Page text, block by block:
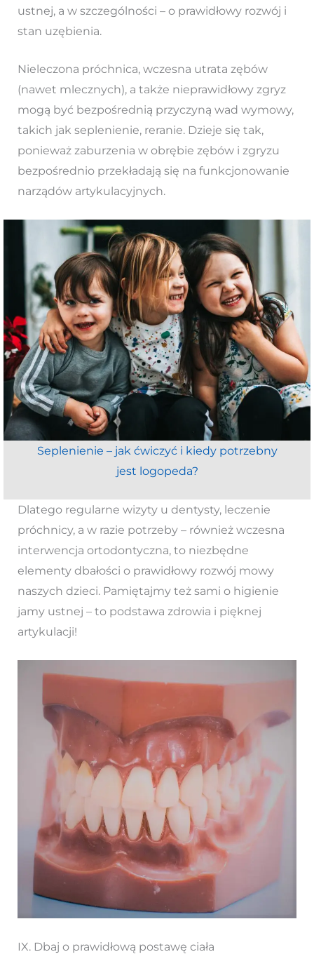
ustnej, a w szczególności – o prawidłowy rozwój i
stan uzębienia.
Nieleczona próchnica, wczesna utrata zębów
(nawet mlecznych), a także nieprawidłowy zgryz
mogą być bezpośrednią przyczyną wad wymowy,
takich jak seplenienie, reranie. Dzieje się tak,
ponieważ zaburzenia w obrębie zębów i zgryzu
bezpośrednio przekładają się na funkcjonowanie
narządów artykulacyjnych.
Seplenienie – jak ćwiczyć i kiedy potrzebny
jest logopeda?
Dlatego regularne wizyty u dentysty, leczenie
próchnicy, a w razie potrzeby – również wczesna
interwencja ortodontyczna, to niezbędne
elementy dbałości o prawidłowy rozwój mowy
naszych dzieci. Pamiętajmy też sami o higienie
jamy ustnej – to podstawa zdrowia i pięknej
artykulacji!
IX. Dbaj o prawidłową postawę ciała